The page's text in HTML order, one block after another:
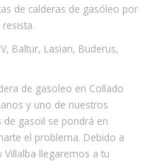
de calderas de gasóleo por
Baltur, Lasian, Buderus,
de gasoleo en Collado
y uno de nuestros
de gasoil se pondrá en
el problema. Debido a
llegaremos a tu